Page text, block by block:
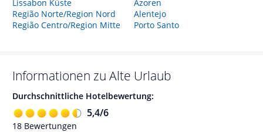
Lissabon Küste
Região Norte/Region Nord
Região Centro/Region Mitte
Azoren
Alentejo
Porto Santo
Informationen zu Alte Urlaub
Durchschnittliche Hotelbewertung:
5,4/6
18 Bewertungen